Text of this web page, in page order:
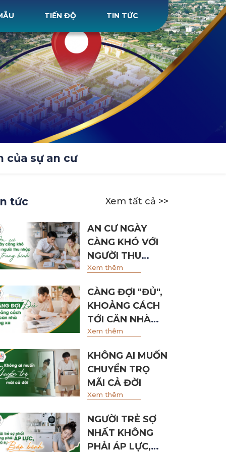
TIẾN ĐỘ TIN TỨC
của sự an cư
tức Xem tất cả >>
AN CƯ NGÀY
CÀNG KHÓ VỚI
NGƯỜI THU
NHẬP TRUNG
Xem thêm
CÀNG ĐỢI "ĐỦ",
KHOẢNG CÁCH
TỚI CĂN NHÀ
CÀNG XA
Xem thêm
KHÔNG AI MUỐN
CHUYỂN TRỌ
MÃI CẢ ĐỜI
Xem thêm
NGƯỜI TRẺ SỢ
NHẤT KHÔNG
PHẢI ÁP LỰC,